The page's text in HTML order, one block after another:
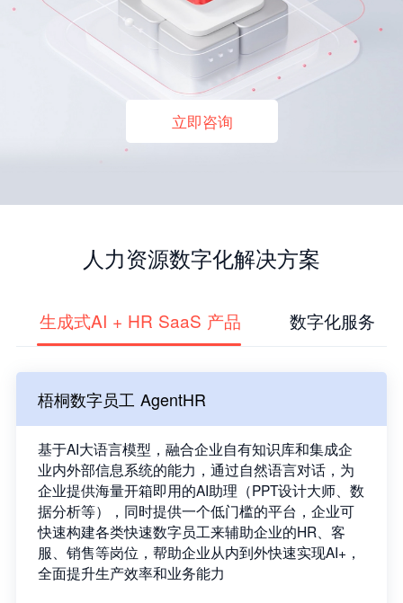
立即咨询
人力资源数字化解决方案
生成式AI + HR SaaS 产品 数字化服务
梧桐数字员工 AgentHR
基于AI大语言模型，融合企业自有知识库和集成企
业内外部信息系统的能力，通过自然语言对话，为
企业提供海量开箱即用的AI助理（PPT设计大师、数
据分析等），同时提供一个低门槛的平台，企业可
快速构建各类快速数字员工来辅助企业的HR、客
服、销售等岗位，帮助企业从内到外快速实现AI+，
全面提升生产效率和业务能力